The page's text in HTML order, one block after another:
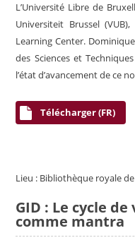
L’Université Libre de
Universiteit Brussel
Learning Center. Dominique
des Sciences et
l’état d’avancement de ce
Télécharger (FR)
Lieu : Bibliothèque royale
GID : Le cycle
comme mantra